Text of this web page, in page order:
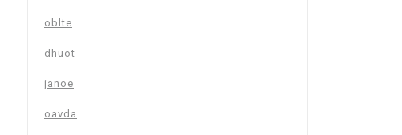
oblte
dhuot
janoe
oavda